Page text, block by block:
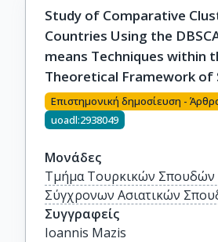
Study of Comparative
Countries Using the
means Techniques within
Theoretical Framework of
Geopolitical Analysis
Επιστημονική δημοσίευση -
uoadl:2938049
Μονάδες
Τμήμα Τουρκικών Σπουδών
Σύγχρονων Ασιατικών
Συγγραφείς
Ioannis Mazis